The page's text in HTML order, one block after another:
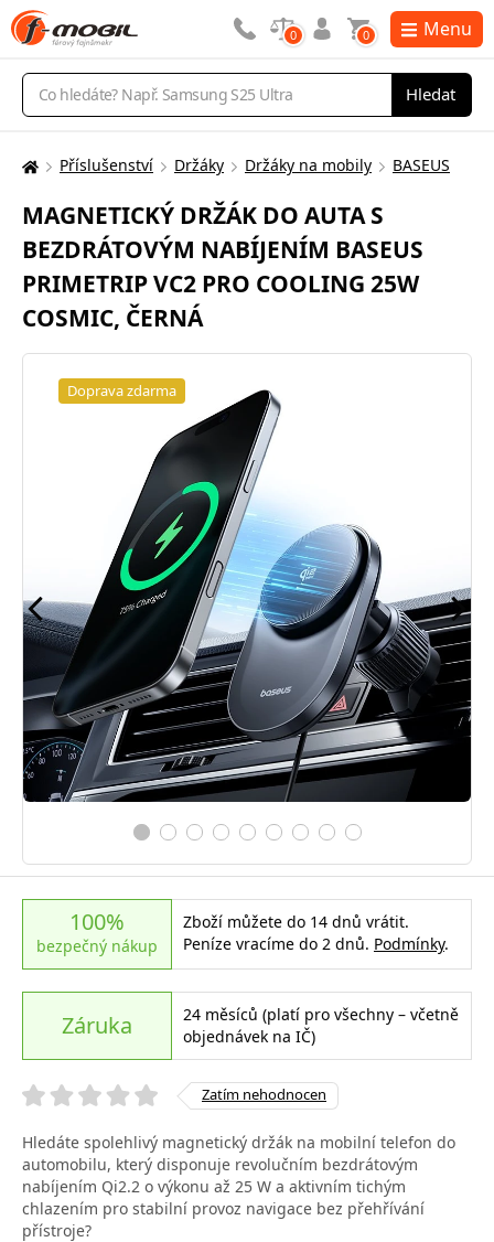
Vyhledávání
Hledat
0 0 Menu
Zde
nacházíte:
Příslušenství Držáky Držáky na mobily BASEUS
MAGNETICKÝ DRŽÁK DO AUTA S
BEZDRÁTOVÝM NABÍJENÍM BASEUS
PRIMETRIP VC2 PRO COOLING 25W
COSMIC, ČERNÁ
Doprava zdarma
100%
bezpečný nákup
Zboží můžete do 14 dnů vrátit.
Peníze vracíme do 2 dnů. Podmínky.
Záruka
24 měsíců (platí pro všechny – včetně
objednávek na IČ)
Zatím nehodnocen
Hledáte spolehlivý magnetický držák na mobilní telefon do
automobilu, který disponuje revolučním bezdrátovým
nabíjením Qi2.2 o výkonu až 25 W a aktivním tichým
chlazením pro stabilní provoz navigace bez přehřívání
přístroje?